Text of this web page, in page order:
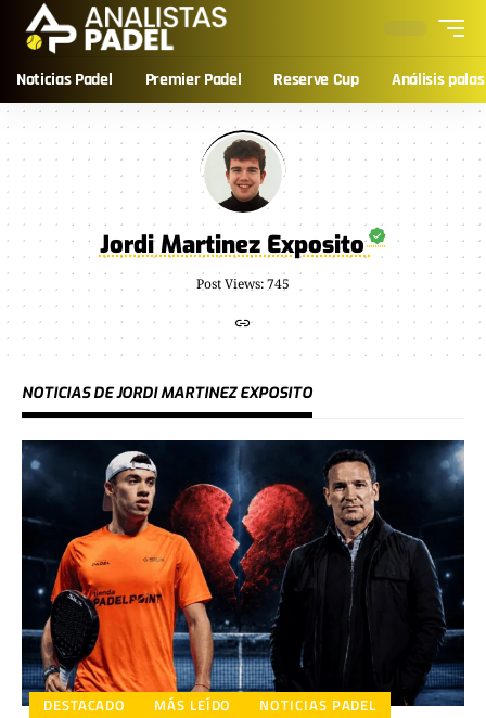
Noticias Padel Premier Padel Reserve Cup Análisis palas
Jordi Martinez Exposito
Post Views: 745
NOTICIAS DE JORDI MARTINEZ EXPOSITO
DESTACADO MÁS LEÍDO
NOTICIAS PADEL